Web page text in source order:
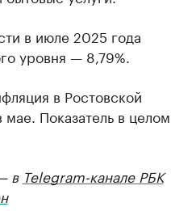
в июле 2025 года
уровня — 8,79%.
в Ростовской
Показатель в целом
в Telegram-канале РБК